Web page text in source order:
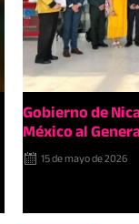
Gobierno de
México al
15 de mayo de 2026